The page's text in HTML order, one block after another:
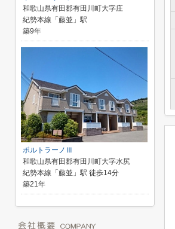
和歌山県有田郡有田川町大字庄
紀勢本線「藤並」駅
築9年
ポルトラーノⅢ
和歌山県有田郡有田川町大字水尻
紀勢本線「藤並」駅 徒歩14分
築21年